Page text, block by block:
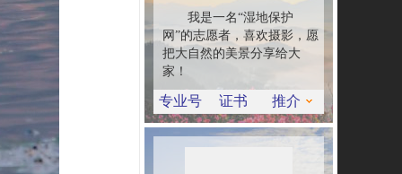
我是一名“湿地保护
网”的志愿者，喜欢摄影，愿
把大自然的美景分享给大
家！
专业号 证书 推介